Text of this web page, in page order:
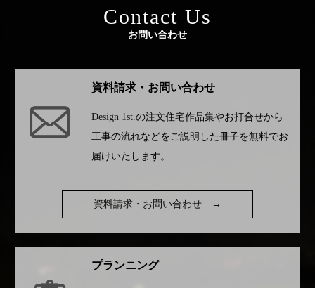
Contact Us
お問い合わせ
資料請求・お問い合わせ
Design 1st.の注文住宅作品集やお打合せから
工事の流れなどをご説明した冊子を無料でお
届けいたします。
資料請求・お問い合わせ →
プランニング